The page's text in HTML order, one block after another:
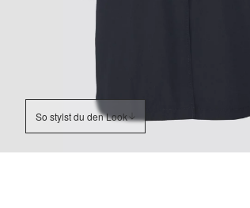
So stylst du den Look